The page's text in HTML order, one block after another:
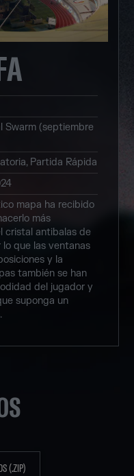
Swarm (septiembre
Partida Rápida
mapa ha recibido
más
cristal antibalas de
que las ventanas
y la
también se han
del jugador y
suponga un
(.ZIP)